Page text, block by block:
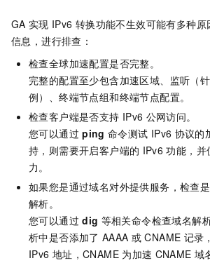
GA 实现 IPv6 转换功能不生效可能有多种
信息，进行排查：
检查全球加速配置是否完整。
完整的配置至少包含加速区域、监听（
例）、终端节点组和终端节点配置。
检查客户端是否支持 IPv6 公网访问。
您可以通过 ping 命令测试 IPv6 协议的
持，则需要开启客户端的 IPv6 功能，并
力。
如果您是通过域名对外提供服务，检查
解析。
您可以通过 dig 等相关命令检查域名解
析中是否添加了 AAAA 或 CNAME 记录
IPv6 地址，CNAME 为加速 CNAME 域